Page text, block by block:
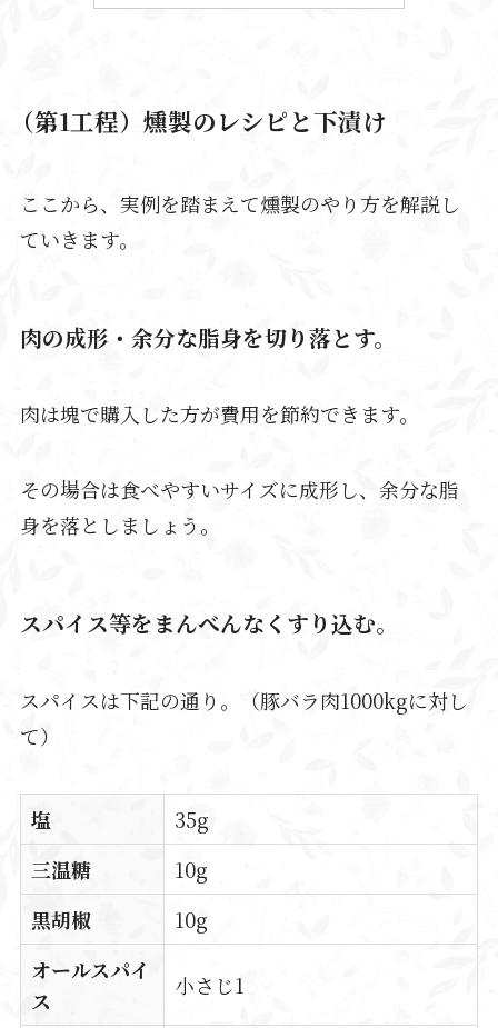
（第1工程）燻製のレシピと下漬け
ここから、実例を踏まえて燻製のやり方を解説し
ていきます。
肉の成形・余分な脂身を切り落とす。
肉は塊で購入した方が費用を節約できます。
その場合は食べやすいサイズに成形し、余分な脂
身を落としましょう。
スパイス等をまんべんなくすり込む。
スパイスは下記の通り。（豚バラ肉1000kgに対し
て）
塩
35g
三温糖
10g
黒胡椒
10g
オールスパイ
ス
小さじ1